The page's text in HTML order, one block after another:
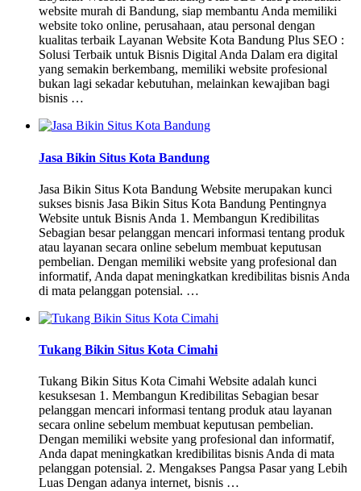
website murah di Bandung, siap membantu Anda memiliki
website toko online, perusahaan, atau personal dengan
kualitas terbaik Layanan Website Kota Bandung Plus SEO :
Solusi Terbaik untuk Bisnis Digital Anda Dalam era digital
yang semakin berkembang, memiliki website profesional
bukan lagi sekadar kebutuhan, melainkan kewajiban bagi
bisnis …
Jasa Bikin Situs Kota Bandung
Jasa Bikin Situs Kota Bandung Website merupakan kunci
sukses bisnis Jasa Bikin Situs Kota Bandung Pentingnya
Website untuk Bisnis Anda 1. Membangun Kredibilitas
Sebagian besar pelanggan mencari informasi tentang produk
atau layanan secara online sebelum membuat keputusan
pembelian. Dengan memiliki website yang profesional dan
informatif, Anda dapat meningkatkan kredibilitas bisnis Anda
di mata pelanggan potensial. …
Tukang Bikin Situs Kota Cimahi
Tukang Bikin Situs Kota Cimahi Website adalah kunci
kesuksesan 1. Membangun Kredibilitas Sebagian besar
pelanggan mencari informasi tentang produk atau layanan
secara online sebelum membuat keputusan pembelian.
Dengan memiliki website yang profesional dan informatif,
Anda dapat meningkatkan kredibilitas bisnis Anda di mata
pelanggan potensial. 2. Mengakses Pangsa Pasar yang Lebih
Luas Dengan adanya internet, bisnis …